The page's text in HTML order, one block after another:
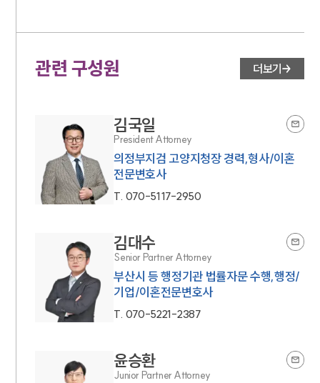
관련 구성원 더보기
김국일
President Attorney
의정부지검 고양지청장 경력,형사/이혼
전문변호사
T. 070-5117-2950
김대수
Senior Partner Attorney
부산시 등 행정기관 법률자문 수행,행정/
기업/이혼전문변호사
T. 070-5221-2387
윤승환
Junior Partner Attorney